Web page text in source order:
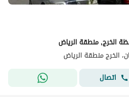
الخرج, منطقة الرياض
الخرج منطقة الرياض
اتصال